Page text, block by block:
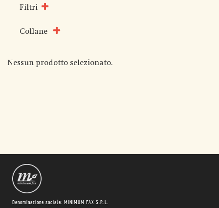
Filtri
Collane
Nessun prodotto selezionato.
Denominazione sociale: MINIMUM FAX S.R.L.